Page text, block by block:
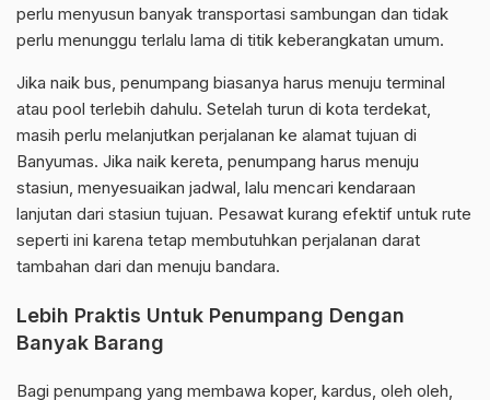
perlu menyusun banyak transportasi sambungan dan tidak
perlu menunggu terlalu lama di titik keberangkatan umum.
Jika naik bus, penumpang biasanya harus menuju terminal
atau pool terlebih dahulu. Setelah turun di kota terdekat,
masih perlu melanjutkan perjalanan ke alamat tujuan di
Banyumas. Jika naik kereta, penumpang harus menuju
stasiun, menyesuaikan jadwal, lalu mencari kendaraan
lanjutan dari stasiun tujuan. Pesawat kurang efektif untuk rute
seperti ini karena tetap membutuhkan perjalanan darat
tambahan dari dan menuju bandara.
Lebih Praktis Untuk Penumpang Dengan
Banyak Barang
Bagi penumpang yang membawa koper, kardus, oleh oleh,